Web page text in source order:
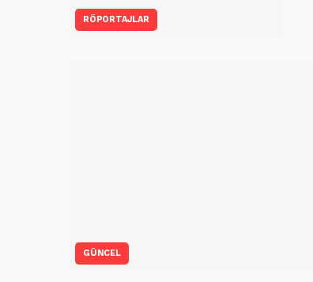
RÖPORTAJLAR
GÜNCEL